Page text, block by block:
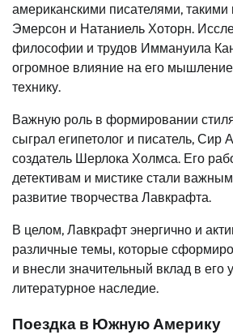
американскими писателями,
Эмерсон и Натаниель Хоторн.
философии и трудов Иммануила
огромное влияние на его
технику.
Важную роль в формировании
сыграл египетолог и писатель, Сир
создатель Шерлока Холмса. Его
детективам и мистике стали
развитие творчества Лавкрафта.
В целом, Лавкрафт энергично и
различные темы, которые
и внесли значительный вклад в его
литературное наследие.
Поездка в Южную Америку